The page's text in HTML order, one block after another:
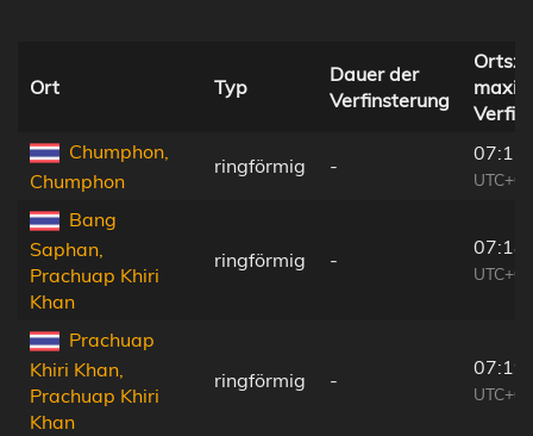
Ort Typ
Dauer der
Verfinsterung
Chumphon,
Chumphon
ringförmig -
Bang
Saphan,
Prachuap Khiri
Khan
ringförmig -
Prachuap
Khiri Khan,
Prachuap Khiri
Khan
ringförmig -